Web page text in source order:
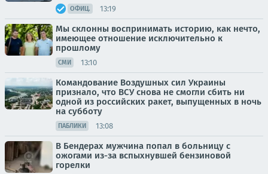
ОФИЦ. 13:19
Мы склонны воспринимать историю, как нечто,
имеющее отношение исключительно к
прошлому
СМИ 13:10
Командование Воздушных сил Украины
признало, что ВСУ снова не смогли сбить ни
одной из российских ракет, выпущенных в ночь
на субботу
ПАБЛИКИ 13:08
В Бендерах мужчина попал в больницу с
ожогами из-за вспыхнувшей бензиновой
горелки